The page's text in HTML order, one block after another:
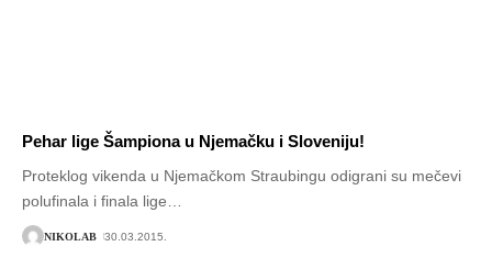
Pehar lige Šampiona u Njemačku i Sloveniju!
Proteklog vikenda u Njemačkom Straubingu odigrani su mečevi
polufinala i finala lige
NIKOLAB 30.03.2015.